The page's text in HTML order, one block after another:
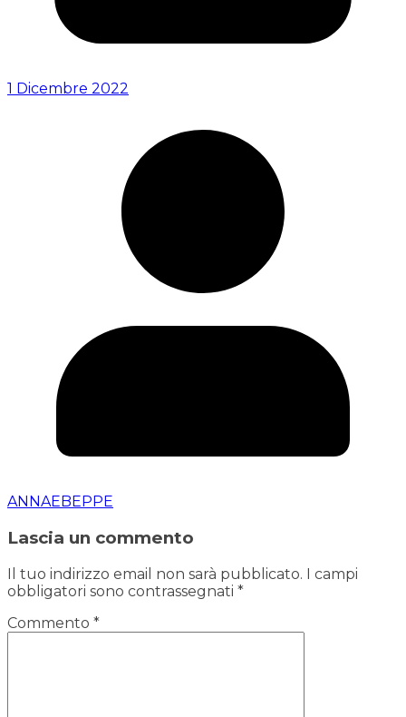
1 Dicembre 2022
ANNAEBEPPE
Lascia un commento
Il tuo indirizzo email non sarà pubblicato. I campi
obbligatori sono contrassegnati *
Commento *